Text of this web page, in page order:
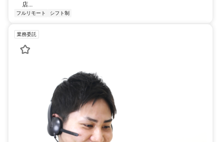
店...
フルリモート シフト制
業務委託